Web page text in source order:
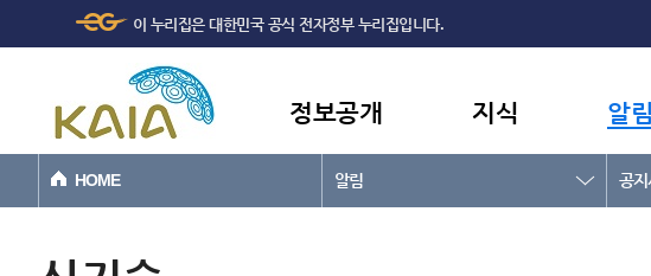
본문바로가기
이 누리집은 대한민국 공식 전자정부 누리집입니다.
정보공개 지식 알림
HOME 알림 공지